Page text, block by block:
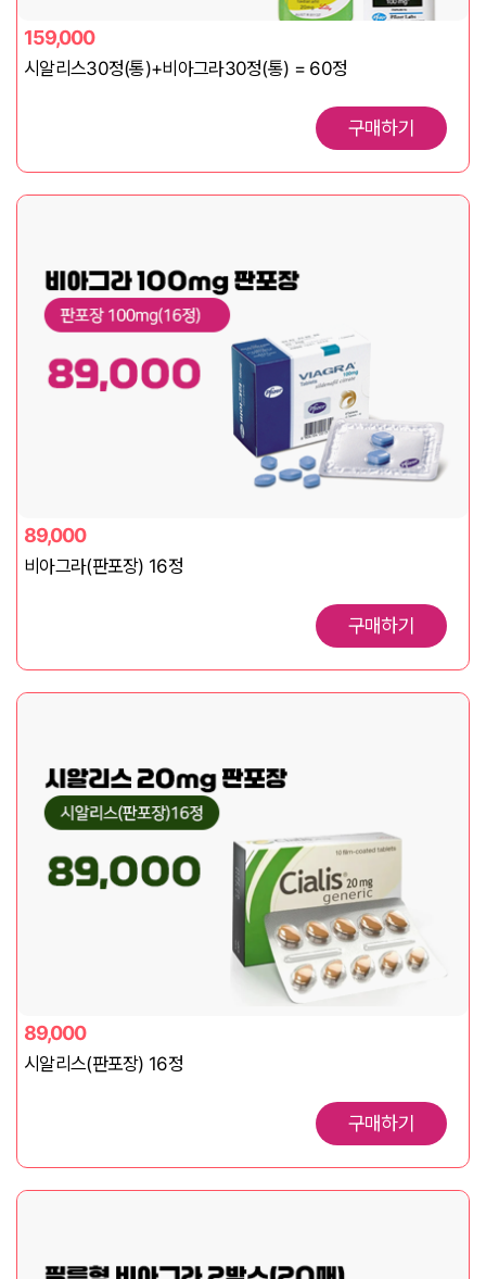
159,000
시알리스30정(통)+비아그라30정(통) = 60정
구매하기
89,000
비아그라(판포장) 16정
구매하기
89,000
시알리스(판포장) 16정
구매하기